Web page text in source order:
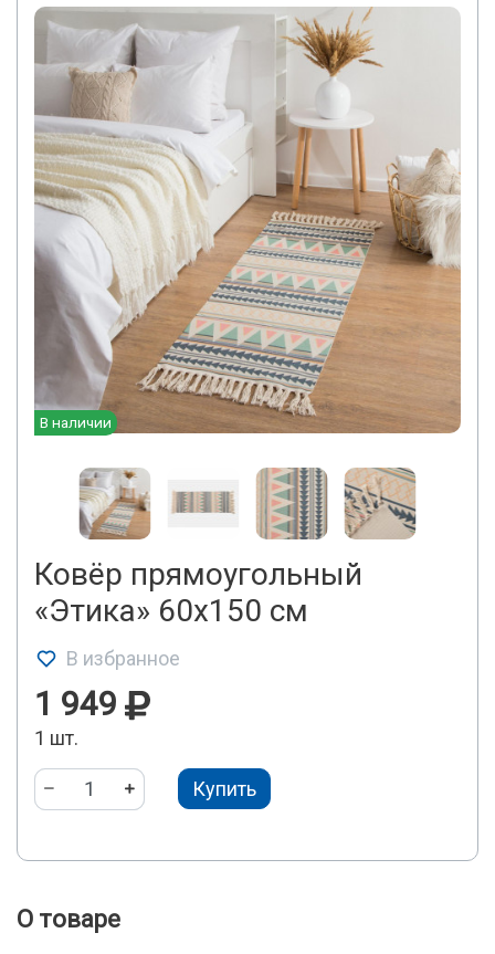
В наличии
Ковёр прямоугольный
«Этика» 60х150 см
В избранное
1 949
1 шт.
Купить
О товаре